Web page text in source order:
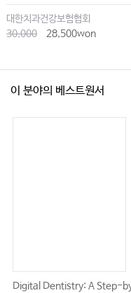
대한치과건강보험협회
30,000
28,500won
이 분야의 베스트원서
Digital Dentistry: A Step-